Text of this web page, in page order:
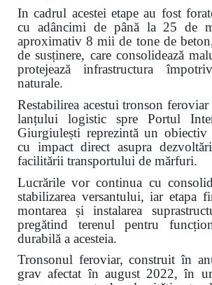
In cadrul acestei etape au fost
cu adâncimi de până la 25 de
aproximativ 8 mii de tone de
de susținere, care consolidează
protejează infrastructura
naturale.
Restabilirea acestui tronson feroviar
lanțului logistic spre Portul
Giurgiulești reprezintă un obiectiv
cu impact direct asupra
facilitării transportului de mărfuri.
Lucrările vor continua cu
stabilizarea versantului, iar etapa
montarea și instalarea
pregătind terenul pentru
durabilă a acesteia.
Tronsonul feroviar, construit în
grav afectat în august 2022, în